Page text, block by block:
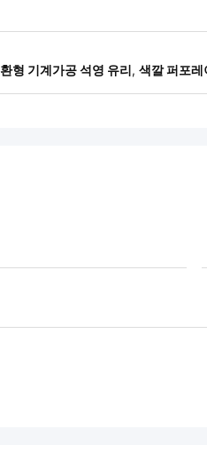
환형 기계가공 석영 유리, 색깔 퍼포레